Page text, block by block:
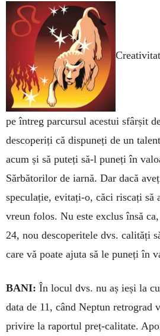
pe întreg parcursul acestui sfârșit
descoperiți că dispuneți de un
acum și să pu­teți să-l puneți în
Sărbătorilor de iarnă. Dar dacă
speculație, evitați-o, căci riscați să
vre­un folos. Nu este exclus însă
24, nou desco­pe­ritele dvs. calități
care vă poate ajuta să le puneți în
BANI: În locul dvs. nu aș ieși la
data de 11, când Neptun retrograd
privire la raportul preț-calitate.